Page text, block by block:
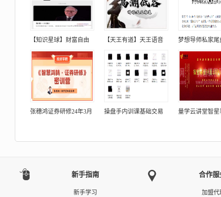
【知识星球】财富自由 【天王有道】天王语音 梦想导师私家尾
张穗鸿证券研修24年3月 操盘手内训课基础交易 量学云讲堂智星
新手指南
新手学习
合作服
加盟代